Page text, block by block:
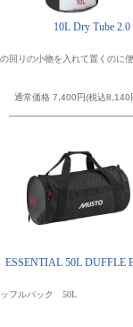
10L Dry Tube 2.0
回りの小物を入れて置くのに
通常価格 7,400円(税込8,140
ESSENTIAL 50L DUFFLE
ッフルバック 50L